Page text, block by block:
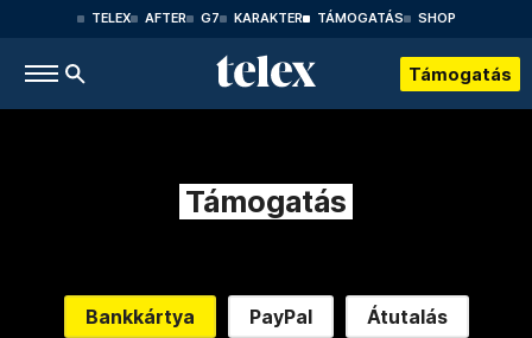
TELEX AFTER G7 KARAKTER TÁMOGATÁS SHOP
Támogatás
Támogatás
Bankkártya PayPal Átutalás